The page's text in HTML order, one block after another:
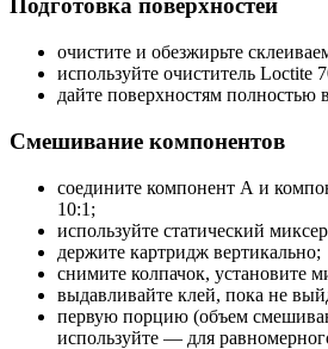
Подготовка поверхностей
очистите и обезжирьте
используйте очиститель Loctite
дайте поверхностям полностью
Смешивание компонентов
соедините компонент А и
10:1;
используйте статический
держите картридж вертикально;
снимите колпачок, установите
выдавливайте клей, пока не
первую порцию (объем
используйте — для